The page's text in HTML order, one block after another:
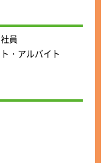
盤のソフトウェア
術者を提供する｣
ウトソーシングを
ことが可能。
は身近な製品が多
品を日常生活で目
。
員
・アルバイト